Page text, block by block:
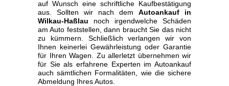
auf Wunsch eine schriftliche Kaufbestätigung
aus. Sollten wir nach dem Autoankauf in
Wilkau-Haßlau noch irgendwelche Schäden
am Auto feststellen, dann braucht Sie das nicht
zu kümmern. Schließlich verlangen wir von
Ihnen keinerlei Gewährleistung oder Garantie
für Ihren Wagen. Zu allerletzt übernehmen wir
für Sie als erfahrene Experten im Autoankauf
auch sämtlichen Formalitäten, wie die sichere
Abmeldung Ihres Autos.